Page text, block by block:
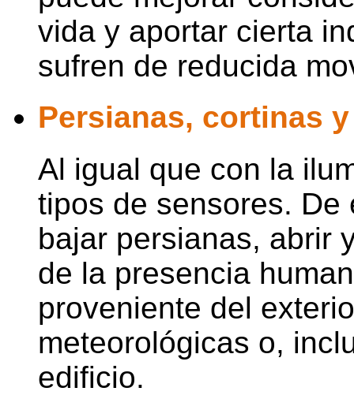
vida y aportar cierta
sufren de reducida
Persianas, cortinas
Al igual que con la
tipos de sensores. De
bajar persianas, abrir
de la presencia
proveniente del
meteorológicas o,
edificio.